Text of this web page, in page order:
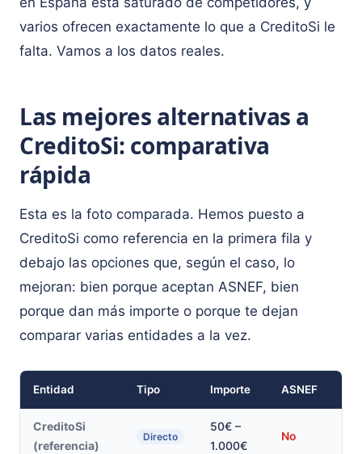
varios ofrecen exactamente lo que a CreditoSi le
falta. Vamos a los datos reales.
Las mejores alternativas a
CreditoSi: comparativa
rápida
Esta es la foto comparada. Hemos puesto a
CreditoSi como referencia en la primera fila y
debajo las opciones que, según el caso, lo
mejoran: bien porque aceptan ASNEF, bien
porque dan más importe o porque te dejan
comparar varias entidades a la vez.
Entidad Tipo Importe ASNEF
CreditoSi
(referencia)
Directo
50€ –
1.000€
No